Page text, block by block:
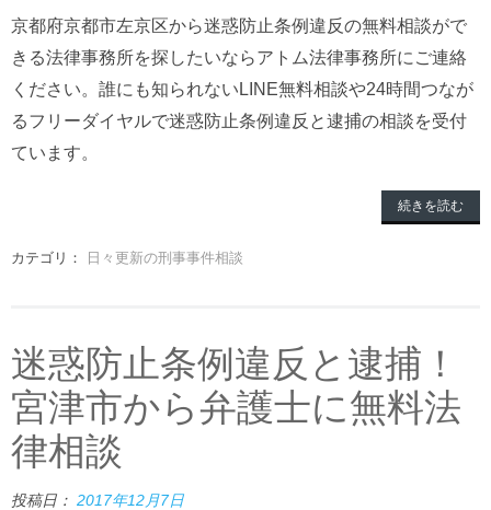
京都府京都市左京区から迷惑防止条例違反の無料相談がで
きる法律事務所を探したいならアトム法律事務所にご連絡
ください。誰にも知られないLINE無料相談や24時間つなが
るフリーダイヤルで迷惑防止条例違反と逮捕の相談を受付
ています。
続きを読む
カテゴリ： 日々更新の刑事事件相談
迷惑防止条例違反と逮捕！
宮津市から弁護士に無料法
律相談
投稿日： 2017年12月7日